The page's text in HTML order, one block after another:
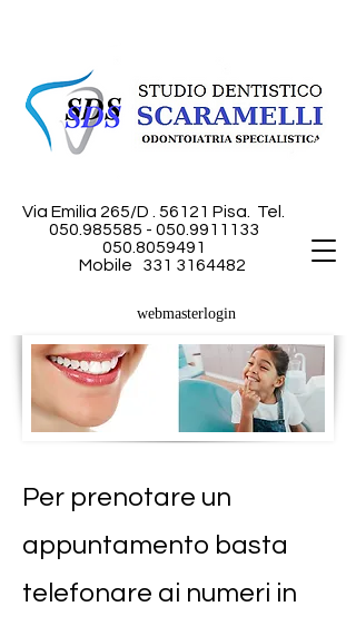
Via Emilia 265/D . 56121 Pisa.
Tel.
050.985585 - 050 .9911133
050.8059491
Mobile 331 3164482
webmasterlogin
Per prenotare un
appuntamento basta
telefonare ai numeri in